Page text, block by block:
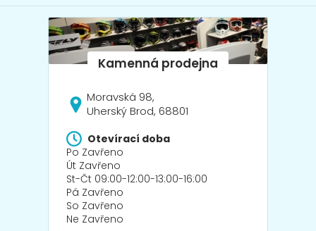
Moravská 98,
Uherský Brod, 68801
Otevírací doba
Po Zavřeno
Út Zavřeno
St-Čt 09:00-12:00-13:00-16:00
Pá Zavřeno
So Zavřeno
Ne Zavřeno